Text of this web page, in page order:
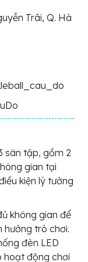
Trãi, Q. Hà
sân tập, gồm 2
gian tại
kiện lý tưởng
không gian để
hưởng trò chơi.
đèn LED
hoạt động chơi